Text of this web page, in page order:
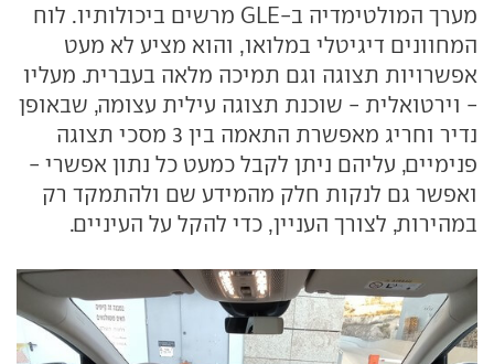
מערך המולטימדיה ב-GLE מרשים ביכולותיו. לוח
המחוונים דיגיטלי במלואו, והוא מציע לא מעט
אפשרויות תצוגה וגם תמיכה מלאה בעברית. מעליו
- וירטואלית - שוכנת תצוגה עילית עצומה, שבאופן
נדיר וחריג מאפשרת התאמה בין 3 מסכי תצוגה
פנימיים, עליהם ניתן לקבל כמעט כל נתון אפשרי -
ואפשר גם לנקות חלק מהמידע שם ולהתמקד רק
במהירות, לצורך העניין, כדי להקל על העיניים.